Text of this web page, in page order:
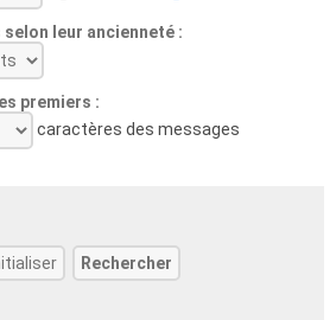
leur ancienneté :
premiers :
caractères des messages